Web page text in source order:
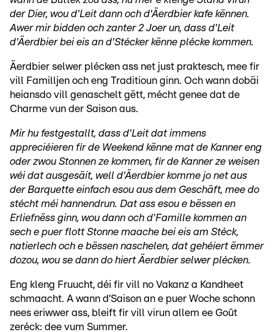
der Dier, wou d'Leit dann och d'Äerdbier kafe kënnen.
Awer mir bidden och zanter 2 Joer un, dass d'Leit
d'Äerdbier bei eis an d'Stécker kënne plécke kommen.
Äerdbier selwer plécken ass net just praktesch, mee fir
vill Familljen och eng Traditioun ginn. Och wann dobäi
heiansdo vill genaschelt gëtt, mécht genee dat de
Charme vun der Saison aus.
Mir hu festgestallt, dass d'Leit dat immens
appreciéieren fir de Weekend kënne mat de Kanner eng
oder zwou Stonnen ze kommen, fir de Kanner ze weisen
wéi dat ausgesäit, well d'Äerdbier komme jo net aus
der Barquette einfach esou aus dem Geschäft, mee do
stécht méi hannendrun. Dat ass esou e bëssen en
Erliefnëss ginn, wou dann och d'Famille kommen an
sech e puer flott Stonne maache bei eis am Stéck,
natierlech och e bëssen naschelen, dat gehéiert ëmmer
dozou, wou se dann do hiert Äerdbier selwer plécken.
Eng kleng Fruucht, déi fir vill no Vakanz a Kandheet
schmaacht. A wann d’Saison an e puer Woche schonn
nees eriwwer ass, bleift fir vill virun allem ee Goût
zeréck: dee vum Summer.